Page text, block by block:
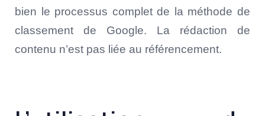
bien le processus complet de la méthode de
classement de Google. La rédaction de
contenu n’est pas liée au référencement.